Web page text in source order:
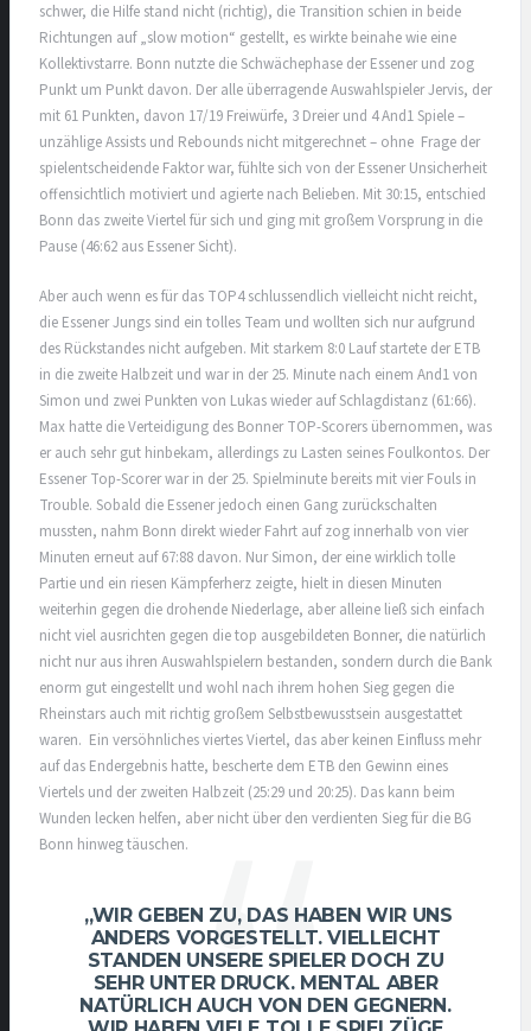
schwer, die Hilfe stand nicht (richtig), die Transition schien in beide
Richtungen auf „slow motion“ gestellt, es wirkte beinahe wie eine
Kollektivstarre. Bonn nutzte die Schwächephase der Essener und zog
Punkt um Punkt davon. Der alle überragende Auswahlspieler Jervis, der
mit 61 Punkten, davon 17/19 Freiwürfe, 3 Dreier und 4 And1 Spiele –
unzählige Assists und Rebounds nicht mitgerechnet – ohne Frage der
spielentscheidende Faktor war, fühlte sich von der Essener Unsicherheit
offensichtlich motiviert und agierte nach Belieben. Mit 30:15, entschied
Bonn das zweite Viertel für sich und ging mit großem Vorsprung in die
Pause (46:62 aus Essener Sicht).
Aber auch wenn es für das TOP4 schlussendlich vielleicht nicht reicht,
die Essener Jungs sind ein tolles Team und wollten sich nur aufgrund
des Rückstandes nicht aufgeben. Mit starkem 8:0 Lauf startete der ETB
in die zweite Halbzeit und war in der 25. Minute nach einem And1 von
Simon und zwei Punkten von Lukas wieder auf Schlagdistanz (61:66).
Max hatte die Verteidigung des Bonner TOP-Scorers übernommen, was
er auch sehr gut hinbekam, allerdings zu Lasten seines Foulkontos. Der
Essener Top-Scorer war in der 25. Spielminute bereits mit vier Fouls in
Trouble. Sobald die Essener jedoch einen Gang zurückschalten
mussten, nahm Bonn direkt wieder Fahrt auf zog innerhalb von vier
Minuten erneut auf 67:88 davon. Nur Simon, der eine wirklich tolle
Partie und ein riesen Kämpferherz zeigte, hielt in diesen Minuten
weiterhin gegen die drohende Niederlage, aber alleine ließ sich einfach
nicht viel ausrichten gegen die top ausgebildeten Bonner, die natürlich
nicht nur aus ihren Auswahlspielern bestanden, sondern durch die Bank
enorm gut eingestellt und wohl nach ihrem hohen Sieg gegen die
Rheinstars auch mit richtig großem Selbstbewusstsein ausgestattet
waren. Ein versöhnliches viertes Viertel, das aber keinen Einfluss mehr
auf das Endergebnis hatte, bescherte dem ETB den Gewinn eines
Viertels und der zweiten Halbzeit (25:29 und 20:25). Das kann beim
Wunden lecken helfen, aber nicht über den verdienten Sieg für die BG
Bonn hinweg täuschen.
„WIR GEBEN ZU, DAS HABEN WIR UNS
ANDERS VORGESTELLT. VIELLEICHT
STANDEN UNSERE SPIELER DOCH ZU
SEHR UNTER DRUCK. MENTAL ABER
NATÜRLICH AUCH VON DEN GEGNERN.